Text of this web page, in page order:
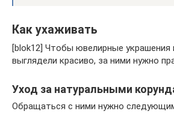
Как ухаживать
[blok12] Чтобы ювелирные украшения
выглядели красиво, за ними нужно
Уход за натуральными
Обращаться с ними нужно